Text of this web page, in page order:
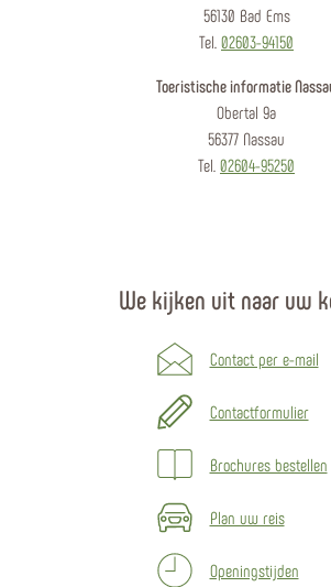
56130 Bad Ems
Tel. 02603-94150
Toeristische informatie
Obertal 9a
56377 Nassau
Tel. 02604-95250
We kijken uit naar uw
Contact per e-mail
Contactformulier
Brochures bestellen
Plan uw reis
Openingstijden